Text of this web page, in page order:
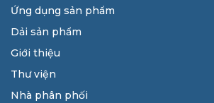
Ứng dụng sản phẩm
Dải sản phẩm
Giới thiệu
Thư viện
Nhà phân phối